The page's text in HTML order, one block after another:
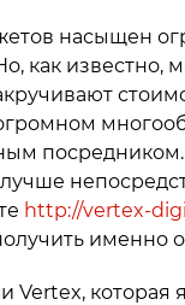
насыщен
как известно,
http://vertex-
именно
Vertex, которая